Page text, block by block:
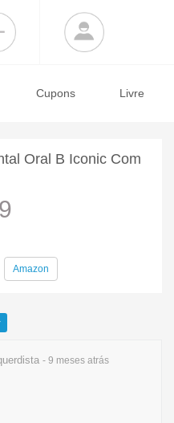
Cupons Livre
Oral B Iconic Com
Amazon
- 9 meses atrás